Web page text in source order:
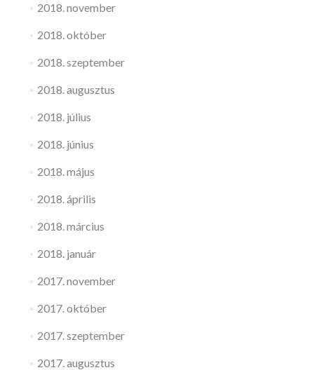
2018. november
2018. október
2018. szeptember
2018. augusztus
2018. július
2018. június
2018. május
2018. április
2018. március
2018. január
2017. november
2017. október
2017. szeptember
2017. augusztus